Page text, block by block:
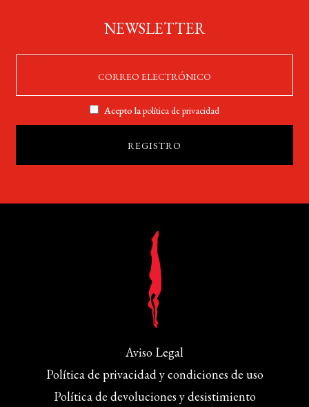
NEWSLETTER
Acepto lapolítica de privacidad
Aviso Legal
Política de privacidad y condiciones de uso
Política de devoluciones y desistimiento